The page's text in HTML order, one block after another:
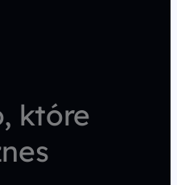
które